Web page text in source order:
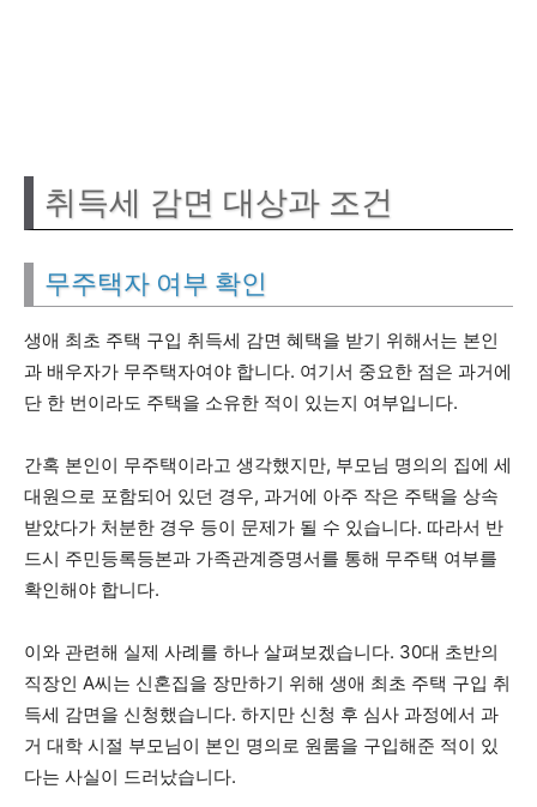
취득세 감면 대상과 조건
무주택자 여부 확인
생애 최초 주택 구입 취득세 감면 혜택을 받기 위해서는 본인
과 배우자가 무주택자여야 합니다. 여기서 중요한 점은 과거에
단 한 번이라도 주택을 소유한 적이 있는지 여부입니다.
간혹 본인이 무주택이라고 생각했지만, 부모님 명의의 집에 세
대원으로 포함되어 있던 경우, 과거에 아주 작은 주택을 상속
받았다가 처분한 경우 등이 문제가 될 수 있습니다. 따라서 반
드시 주민등록등본과 가족관계증명서를 통해 무주택 여부를
확인해야 합니다.
이와 관련해 실제 사례를 하나 살펴보겠습니다. 30대 초반의
직장인 A씨는 신혼집을 장만하기 위해 생애 최초 주택 구입 취
득세 감면을 신청했습니다. 하지만 신청 후 심사 과정에서 과
거 대학 시절 부모님이 본인 명의로 원룸을 구입해준 적이 있
다는 사실이 드러났습니다.